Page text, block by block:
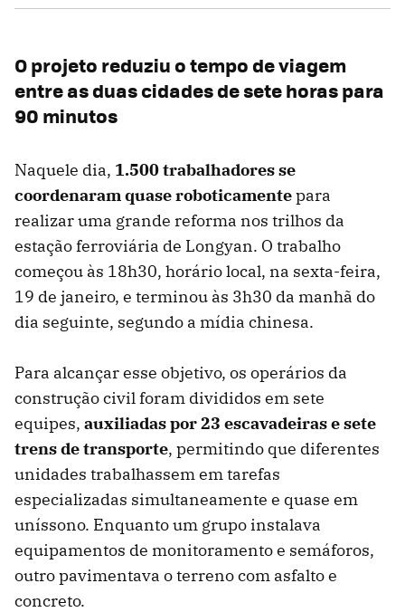
O projeto reduziu o tempo de viagem
entre as duas cidades de sete horas para
90 minutos
Naquele dia, 1.500 trabalhadores se
coordenaram quase roboticamentepara
realizar uma grande reforma nos trilhos da
estação ferroviária de Longyan. O trabalho
começou às 18h30, horário local, na sexta-feira,
19 de janeiro, e terminou às 3h30 da manhã do
dia seguinte, segundo a mídia chinesa.
Para alcançar esse objetivo, os operários da
construção civil foram divididos em sete
equipes, auxiliadas por 23 escavadeiras e sete
trens de transporte, permitindo que diferentes
unidades trabalhassem em tarefas
especializadas simultaneamente e quase em
uníssono. Enquanto um grupo instalava
equipamentos de monitoramento e semáforos,
outro pavimentava o terreno com asfalto e
concreto.